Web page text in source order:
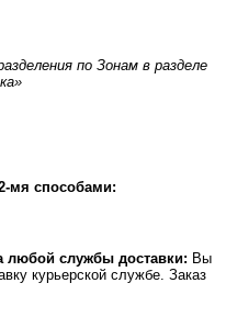
по Зонам в разделе
мя способами:
любой службы доставки: Вы
курьерской службе. Заказ